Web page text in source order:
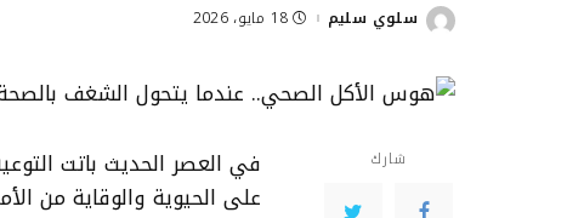
Posted
سلوي سليم 18 مايو، 2026
شارك
في العصر الحديث باتت
على الحيوية والوقاية من